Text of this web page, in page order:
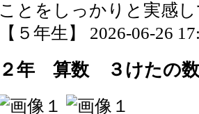
ことをしっかりと実感
【５年生】 2026-06-26
２年 算数 ３けたの数